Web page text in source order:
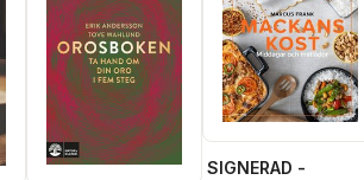
SIGNERAD -